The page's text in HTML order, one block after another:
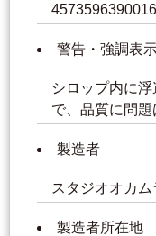
4573596390016
警告・強調表
シロップ内に
で、品質に問題
製造者
スタジオオカム
製造者所在地